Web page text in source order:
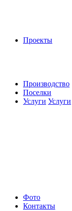
Проекты
Производство
Поселки
Услуги Услуги
Фото
Контакты